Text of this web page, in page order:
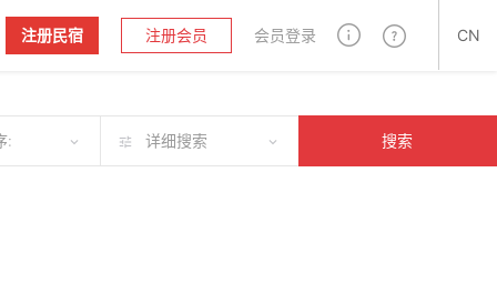
注册民宿 注册会员 会员登录 CN
: 详细搜索 搜索